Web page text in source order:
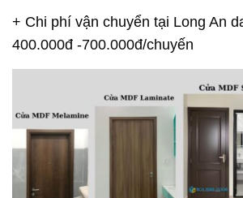
+ Chi phí vận chuyển tại Long An
400.000đ -700.000đ/chuyến